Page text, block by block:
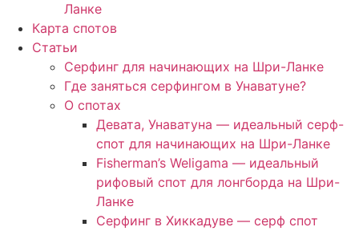
Ланке
Карта спотов
Статьи
Серфинг для начинающих на Шри-Ланке
Где заняться серфингом в Унаватуне?
О спотах
Девата, Унаватуна — идеальный серф-
спот для начинающих на Шри-Ланке
Fisherman’s Weligama — идеальный
рифовый спот для лонгборда на Шри-
Ланке
Серфинг в Хиккадуве — серф спот